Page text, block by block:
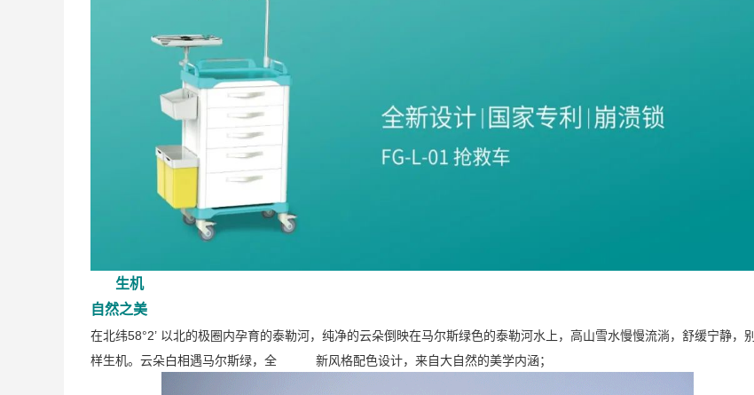
生机
自然之美
在北纬58°2’ 以北的极圈内孕育的泰勒河，纯净的云朵倒映在马尔斯绿色的泰勒河水上，高山雪水慢慢流淌，舒缓宁静，别
样生机。云朵白相遇马尔斯绿，全 新风格配色设计，来自大自然的美学内涵；